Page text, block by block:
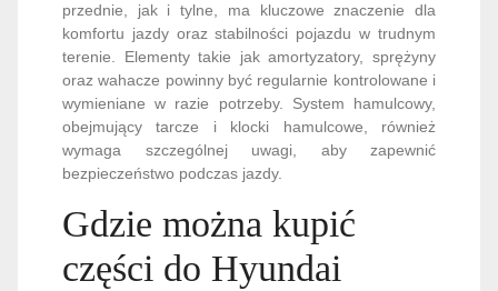
przednie, jak i tylne, ma kluczowe znaczenie dla
komfortu jazdy oraz stabilności pojazdu w trudnym
terenie. Elementy takie jak amortyzatory, sprężyny
oraz wahacze powinny być regularnie kontrolowane i
wymieniane w razie potrzeby. System hamulcowy,
obejmujący tarcze i klocki hamulcowe, również
wymaga szczególnej uwagi, aby zapewnić
bezpieczeństwo podczas jazdy.
Gdzie można kupić
części do Hyundai